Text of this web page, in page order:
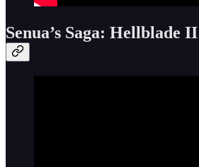
Senua’s Saga: Hellblade II